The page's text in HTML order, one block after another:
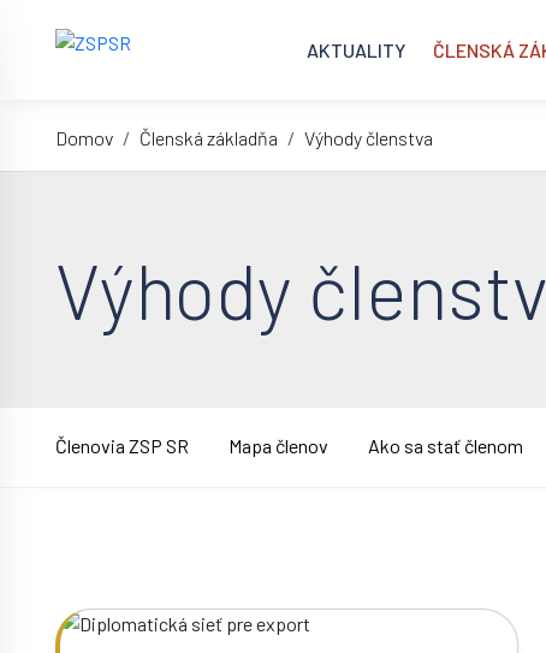
AKTUALITY ČLENSKÁ
Domov Členská základňa Výhody členstva
Výhody
Členovia ZSP SR Mapa členov Ako sa stať členom